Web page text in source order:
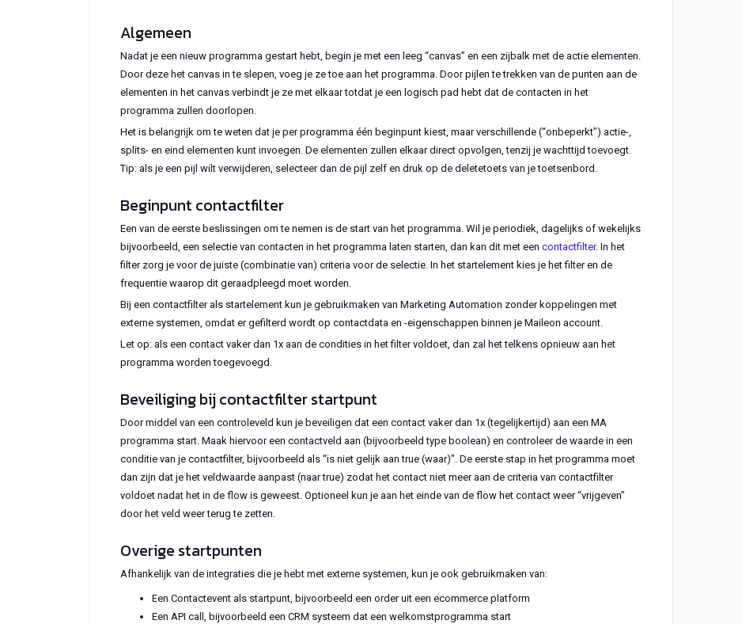
Algemeen
Nadat je een nieuw programma gestart hebt, begin je met een leeg “canvas” en een zijbalk met de actie elementen.
Door deze het canvas in te slepen, voeg je ze toe aan het programma. Door pijlen te trekken van de punten aan de
elementen in het canvas verbindt je ze met elkaar totdat je een logisch pad hebt dat de contacten in het
programma zullen doorlopen.
Het is belangrijk om te weten dat je per programma één beginpunt kiest, maar verschillende (“onbeperkt”) actie-,
splits- en eind elementen kunt invoegen. De elementen zullen elkaar direct opvolgen, tenzij je wachttijd toevoegt.
Tip: als je een pijl wilt verwijderen, selecteer dan de pijl zelf en druk op de deletetoets van je toetsenbord.
Beginpunt contactfilter
Een van de eerste beslissingen om te nemen is de start van het programma. Wil je periodiek, dagelijks of wekelijks
bijvoorbeeld, een selectie van contacten in het programma laten starten, dan kan dit met een contactfilter. In het
filter zorg je voor de juiste (combinatie van) criteria voor de selectie. In het startelement kies je het filter en de
frequentie waarop dit geraadpleegd moet worden.
Bij een contactfilter als startelement kun je gebruikmaken van Marketing Automation zonder koppelingen met
externe systemen, omdat er gefilterd wordt op contactdata en -eigenschappen binnen je Maileon account.
Let op: als een contact vaker dan 1x aan de condities in het filter voldoet, dan zal het telkens opnieuw aan het
programma worden toegevoegd.
Beveiliging bij contactfilter startpunt
Door middel van een controleveld kun je beveiligen dat een contact vaker dan 1x (tegelijkertijd) aan een MA
programma start. Maak hiervoor een contactveld aan (bijvoorbeeld type boolean) en controleer de waarde in een
conditie van je contactfilter, bijvoorbeeld als “is niet gelijk aan true (waar)”. De eerste stap in het programma moet
dan zijn dat je het veldwaarde aanpast (naar true) zodat het contact niet meer aan de criteria van contactfilter
voldoet nadat het in de flow is geweest. Optioneel kun je aan het einde van de flow het contact weer “vrijgeven”
door het veld weer terug te zetten.
Overige startpunten
Afhankelijk van de integraties die je hebt met externe systemen, kun je ook gebruikmaken van:
Een Contactevent als startpunt, bijvoorbeeld een order uit een ecommerce platform
Een API call, bijvoorbeeld een CRM systeem dat een welkomstprogramma start